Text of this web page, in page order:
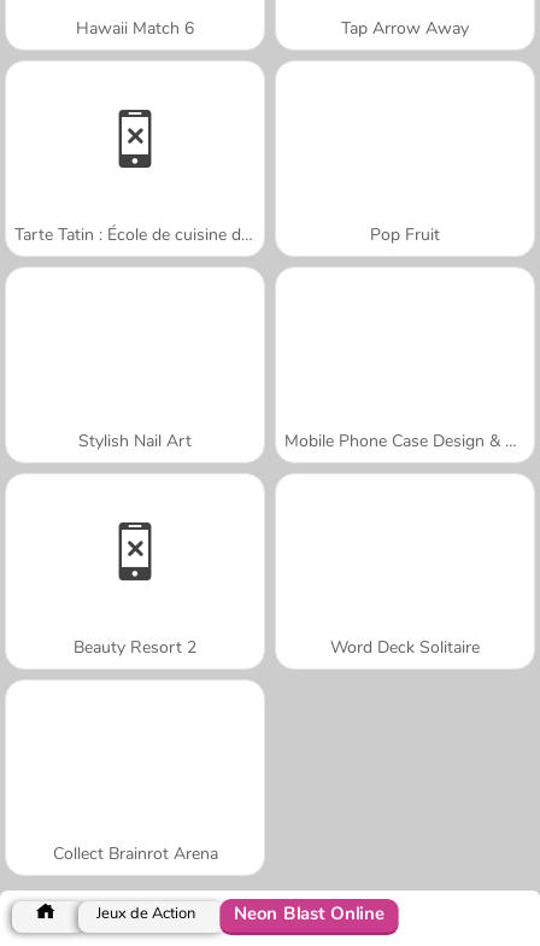
Hawaii Match 6 Tap Arrow Away
Tarte Tatin : École de cuisine de Sara Pop Fruit
Stylish Nail Art Mobile Phone Case Design & DIY
Beauty Resort 2 Word Deck Solitaire
Collect Brainrot Arena
Jeux de Action Neon Blast Online